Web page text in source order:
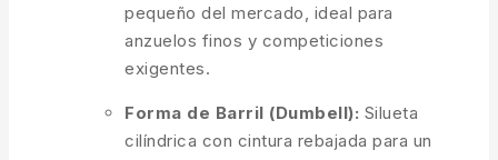
pequeño del mercado, ideal para
anzuelos finos y competiciones
exigentes.
Forma de Barril (Dumbell): Silueta
cilíndrica con cintura rebajada para un